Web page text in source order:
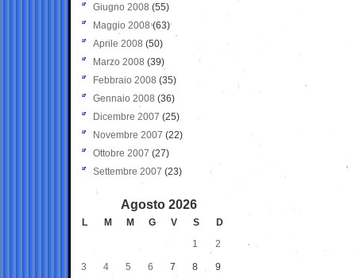
Giugno 2008 (55)
Maggio 2008(63)
Aprile 2008 (50)
Marzo 2008 (39)
Febbraio 2008 (35)
Gennaio 2008 (36)
Dicembre 2007 (25)
Novembre 2007 (22)
Ottobre 2007 (27)
Settembre 2007 (23)
Agosto 2026
L M M G V S
D
1
2
3 4 5 6 7 8 9